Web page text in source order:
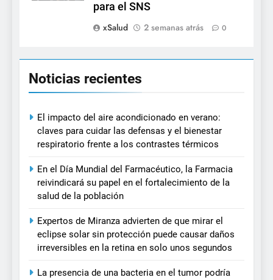
para el SNS
xSalud
2 semanas atrás 0
Noticias recientes
El impacto del aire acondicionado en verano:
claves para cuidar las defensas y el bienestar
respiratorio frente a los contrastes térmicos
En el Día Mundial del Farmacéutico, la Farmacia
reivindicará su papel en el fortalecimiento de la
salud de la población
Expertos de Miranza advierten de que mirar el
eclipse solar sin protección puede causar daños
irreversibles en la retina en solo unos segundos
La presencia de una bacteria en el tumor podría